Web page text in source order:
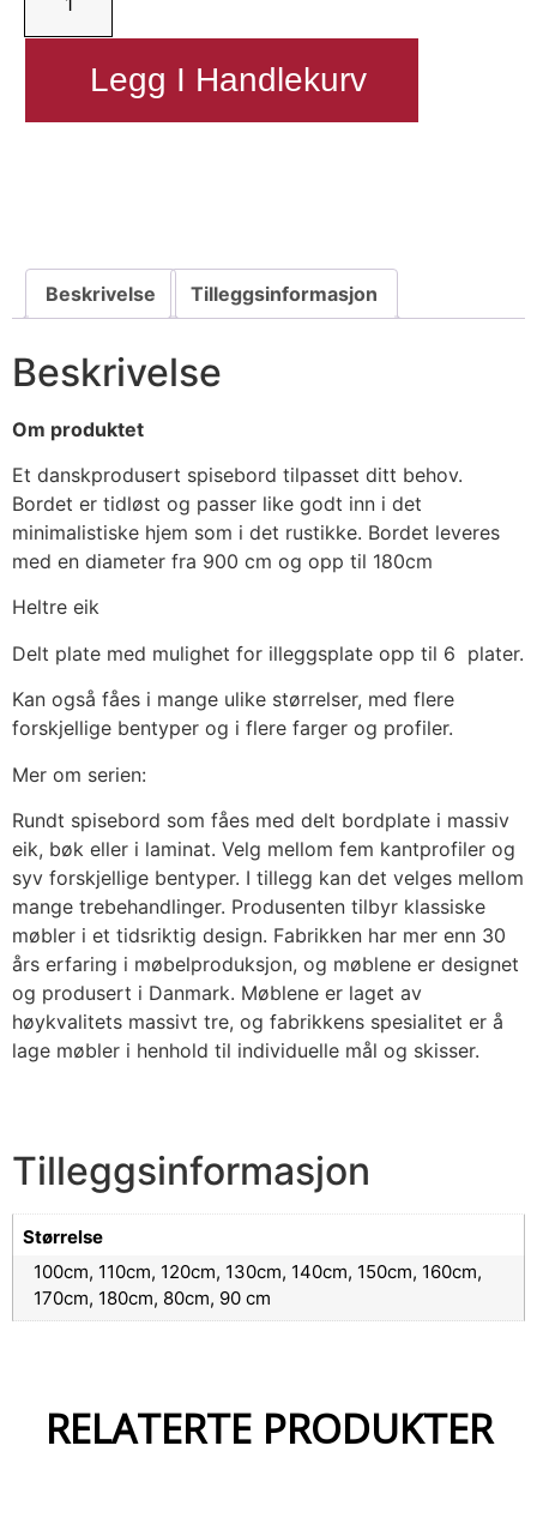
Legg I Handlekurv
Beskrivelse Tilleggsinformasjon
Beskrivelse
Om produktet
Et danskprodusert spisebord tilpasset ditt behov.
Bordet er tidløst og passer like godt inn i det
minimalistiske hjem som i det rustikke. Bordet leveres
med en diameter fra 900 cm og opp til 180cm
Heltre eik
Delt plate med mulighet for illeggsplate opp til 6 plater.
Kan også fåes i mange ulike størrelser, med flere
forskjellige bentyper og i flere farger og profiler.
Mer om serien:
Rundt spisebord som fåes med delt bordplate i massiv
eik, bøk eller i laminat. Velg mellom fem kantprofiler og
syv forskjellige bentyper. I tillegg kan det velges mellom
mange trebehandlinger. Produsenten tilbyr klassiske
møbler i et tidsriktig design. Fabrikken har mer enn 30
års erfaring i møbelproduksjon, og møblene er designet
og produsert i Danmark. Møblene er laget av
høykvalitets massivt tre, og fabrikkens spesialitet er å
lage møbler i henhold til individuelle mål og skisser.
Tilleggsinformasjon
Størrelse
100cm, 110cm, 120cm, 130cm, 140cm, 150cm, 160cm,
170cm, 180cm, 80cm, 90 cm
RELATERTE PRODUKTER